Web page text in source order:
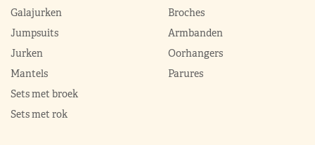
Galajurken
Jumpsuits
Jurken
Mantels
Sets met broek
Sets met rok
Broches
Armbanden
Oorhangers
Parures